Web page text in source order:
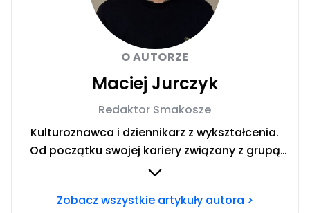
O AUTORZE
Maciej Jurczyk
Redaktor Smakosze
Kulturoznawca i dziennikarz z wykształcenia.
Od początku swojej kariery związany z grupą
mediową Iberion. Jako redaktor serwuje dla
informacje ze świata kulinariów w postaci
Zobacz wszystkie artykuły autora >